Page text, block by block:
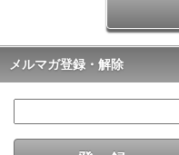
メルマガ登録・解除